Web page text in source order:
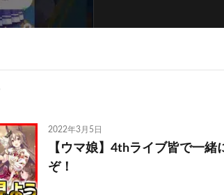
2022年3月5日
【ウマ娘】4thライブ皆で一
ぞ！